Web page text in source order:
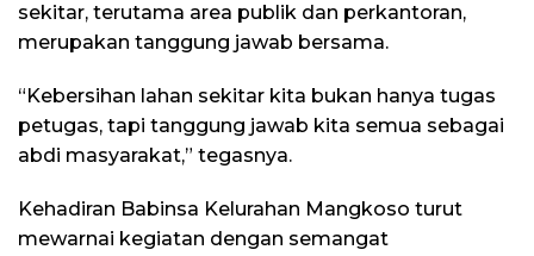
sekitar, terutama area publik dan perkantoran,
merupakan tanggung jawab bersama.
“Kebersihan lahan sekitar kita bukan hanya tugas
petugas, tapi tanggung jawab kita semua sebagai
abdi masyarakat,” tegasnya.
Kehadiran Babinsa Kelurahan Mangkoso turut
mewarnai kegiatan dengan semangat